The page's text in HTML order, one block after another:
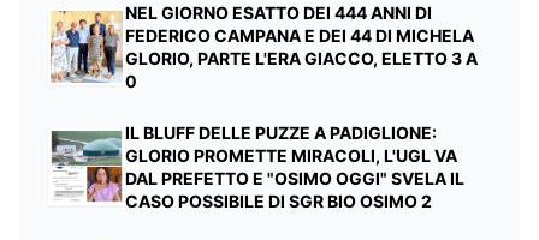
NEL GIORNO ESATTO DEI 444 ANNI DI
FEDERICO CAMPANA E DEI 44 DI MICHELA
GLORIO, PARTE L'ERA GIACCO, ELETTO 3 A
0
IL BLUFF DELLE PUZZE A PADIGLIONE:
GLORIO PROMETTE MIRACOLI, L'UGL VA
DAL PREFETTO E "OSIMO OGGI" SVELA IL
CASO POSSIBILE DI SGR BIO OSIMO 2